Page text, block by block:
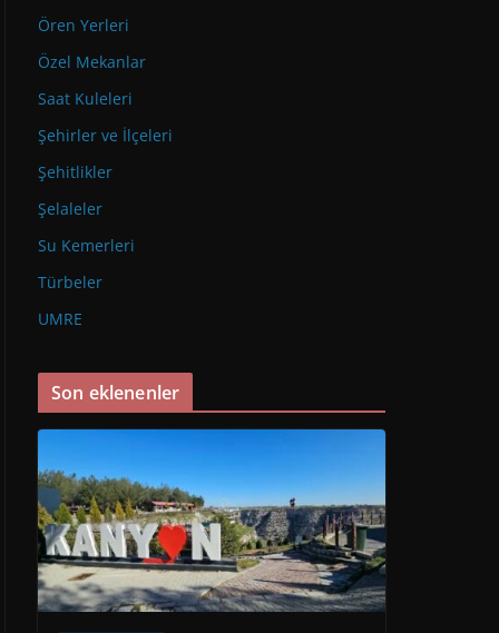
Ören Yerleri
Özel Mekanlar
Saat Kuleleri
Şehirler ve İlçeleri
Şehitlikler
Şelaleler
Su Kemerleri
Türbeler
UMRE
Son eklenenler